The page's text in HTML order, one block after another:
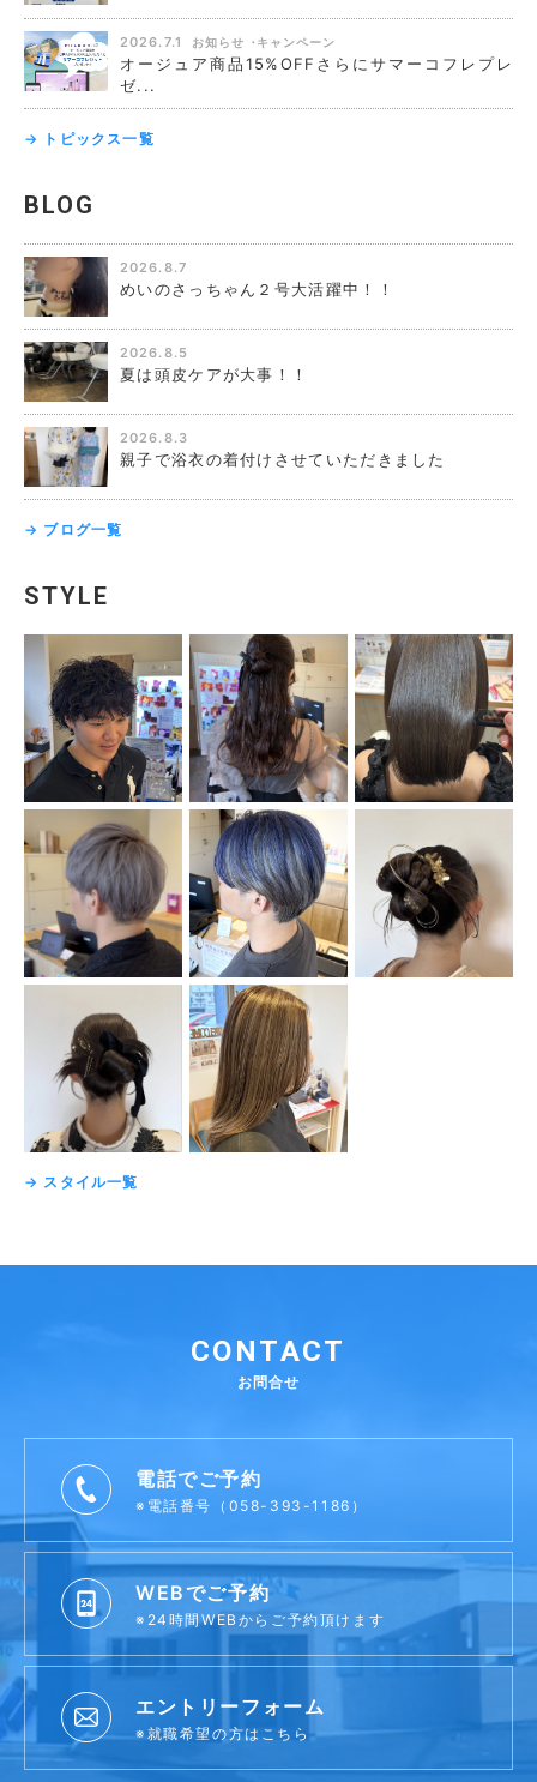
2026.7.1 お知らせ キャンペーン
オージュア商品15%OFFさらにサマーコフレプレ
ゼ...
→ トピックス一覧
BLOG
2026.8.7
めいのさっちゃん２号大活躍中！！
2026.8.5
夏は頭皮ケアが大事！！
2026.8.3
親子で浴衣の着付けさせていただきました
→ ブログ一覧
STYLE
→ スタイル一覧
CONTACT
お問合せ
電話でご予約
※電話番号（058-393-1186）
WEBでご予約
※24時間WEBからご予約頂けます
エントリーフォーム
※就職希望の方はこちら